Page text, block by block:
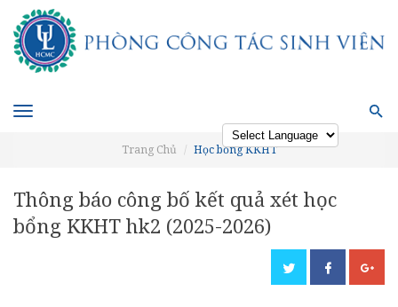
Powered by
Toggle
Trang Chủ Học bổng KKHT
Thông báo công bố kết quả xét học
bổng KKHT hk2 (2025-2026)